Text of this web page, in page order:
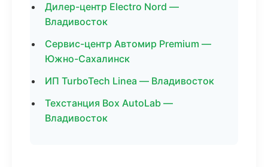
Дилер-центр Electro Nord —
Владивосток
Сервис-центр Автомир Premium —
Южно-Сахалинск
ИП TurboTech Linea — Владивосток
Техстанция Box AutoLab —
Владивосток